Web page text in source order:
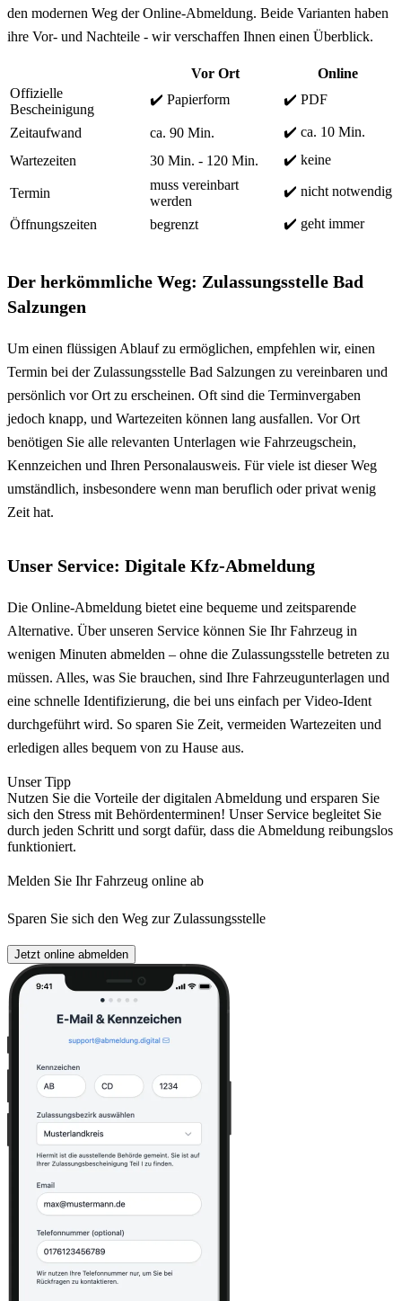
den modernen Weg der Online-Abmeldung. Beide Varianten haben
ihre Vor- und Nachteile - wir verschaffen Ihnen einen Überblick.
Vor Ort
Online
Offizielle
Bescheinigung
✔️ Papierform ✔️ PDF
Zeitaufwand ca. 90 Min.
✔️ ca. 10 Min.
Wartezeiten
30 Min. - 120 Min. ✔️ keine
Termin
muss vereinbart
werden
✔️ nicht notwendig
Öffnungszeiten begrenzt ✔️ geht immer
Der herkömmliche Weg: Zulassungsstelle Bad
Salzungen
Um einen flüssigen Ablauf zu ermöglichen, empfehlen wir, einen
Termin bei der Zulassungsstelle Bad Salzungen zu vereinbaren und
persönlich vor Ort zu erscheinen. Oft sind die Terminvergaben
jedoch knapp, und Wartezeiten können lang ausfallen. Vor Ort
benötigen Sie alle relevanten Unterlagen wie Fahrzeugschein,
Kennzeichen und Ihren Personalausweis. Für viele ist dieser Weg
umständlich, insbesondere wenn man beruflich oder privat wenig
Zeit hat.
Unser Service: Digitale Kfz-Abmeldung
Die Online-Abmeldung bietet eine bequeme und zeitsparende
Alternative. Über unseren Service können Sie Ihr Fahrzeug in
wenigen Minuten abmelden – ohne die Zulassungsstelle betreten zu
müssen. Alles, was Sie brauchen, sind Ihre Fahrzeugunterlagen und
eine schnelle Identifizierung, die bei uns einfach per Video-Ident
durchgeführt wird. So sparen Sie Zeit, vermeiden Wartezeiten und
erledigen alles bequem von zu Hause aus.
Unser Tipp
Nutzen Sie die Vorteile der digitalen Abmeldung und ersparen Sie
sich den Stress mit Behördenterminen! Unser Service begleitet Sie
durch jeden Schritt und sorgt dafür, dass die Abmeldung reibungslos
funktioniert.
Melden Sie Ihr Fahrzeug online ab
Sparen Sie sich den Weg zur Zulassungsstelle
Jetzt online abmelden